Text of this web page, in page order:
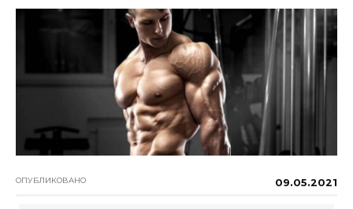
ОПУБЛИКОВАНО 09.05.2021